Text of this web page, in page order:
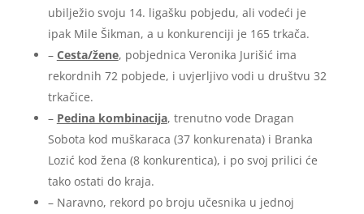
ubilježio svoju 14. ligašku pobjedu, ali vodeći je
ipak Mile Šikman, a u konkurenciji je 165 trkača.
– Cesta/žene, pobjednica Veronika Jurišić ima
rekordnih 72 pobjede, i uvjerljivo vodi u društvu 32
trkačice.
– Pedina kombinacija, trenutno vode Dragan
Sobota kod muškaraca (37 konkurenata) i Branka
Lozić kod žena (8 konkurentica), i po svoj prilici će
tako ostati do kraja.
– Naravno, rekord po broju učesnika u jednoj